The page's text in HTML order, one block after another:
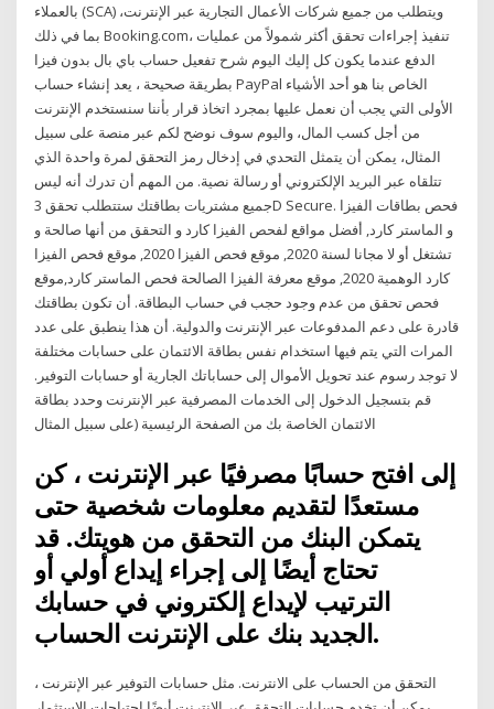
بالعملاء (SCA) ويتطلب من جميع شركات الأعمال التجارية عبر الإنترنت،
بما في ذلك Booking.com، تنفيذ إجراءات تحقق أكثر شمولاً من عمليات
الدفع عندما يكون كل إليك اليوم شرح تفعيل حساب باي بال بدون فيزا
بطريقة صحيحة ، يعد إنشاء حساب PayPal الخاص بنا هو أحد الأشياء
الأولى التي يجب أن نعمل عليها بمجرد اتخاذ قرار بأننا سنستخدم الإنترنت
من أجل كسب المال، واليوم سوف نوضح لكم عبر منصة على سبيل
المثال، يمكن أن يتمثل التحدي في إدخال رمز التحقق لمرة واحدة الذي
تتلقاه عبر البريد الإلكتروني أو رسالة نصية. من المهم أن تدرك أنه ليس
جميع مشتريات بطاقتك ستتطلب تحقق 3D Secure. فحص بطاقات الفيزا
و الماستر كارد, أفضل مواقع لفحص الفيزا كارد و التحقق من أنها صالحة و
تشتغل أو لا مجانا لسنة 2020, موقع فحص الفيزا 2020, موقع فحص الفيزا
كارد الوهمية 2020, موقع معرفة الفيزا الصالحة فحص الماستر كارد,موقع
فحص تحقق من عدم وجود حجب في حساب البطاقة. أن تكون بطاقتك
قادرة على دعم المدفوعات عبر الإنترنت والدولية. أن هذا ينطبق على عدد
المرات التي يتم فيها استخدام نفس بطاقة الائتمان على حسابات مختلفة
لا توجد رسوم عند تحويل الأموال إلى حساباتك الجارية أو حسابات التوفير.
قم بتسجيل الدخول إلى الخدمات المصرفية عبر الإنترنت وحدد بطاقة
الائتمان الخاصة بك من الصفحة الرئيسية (على سبيل المثال
إلى افتح حسابًا مصرفيًا عبر الإنترنت ، كن
مستعدًا لتقديم معلومات شخصية حتى
يتمكن البنك من التحقق من هويتك. قد
تحتاج أيضًا إلى إجراء إيداع أولي أو
الترتيب لإيداع إلكتروني في حسابك
الجديد بنك على الإنترنت الحساب.
التحقق من الحساب على الانترنت. مثل حسابات التوفير عبر الإنترنت ،